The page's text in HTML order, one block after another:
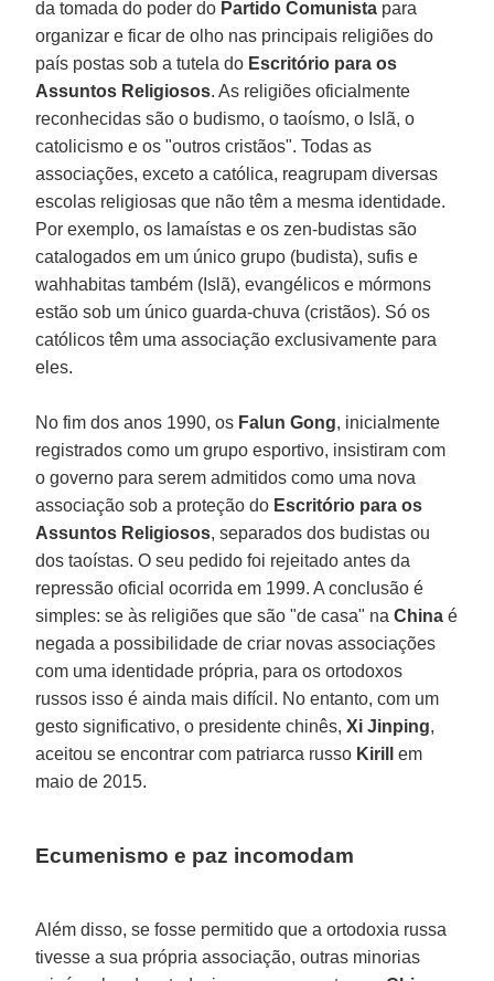
da tomada do poder do Partido Comunista para
organizar e ficar de olho nas principais religiões do
país postas sob a tutela do Escritório para os
Assuntos Religiosos. As religiões oficialmente
reconhecidas são o budismo, o taoísmo, o Islã, o
catolicismo e os "outros cristãos". Todas as
associações, exceto a católica, reagrupam diversas
escolas religiosas que não têm a mesma identidade.
Por exemplo, os lamaístas e os zen-budistas são
catalogados em um único grupo (budista), sufis e
wahhabitas também (Islã), evangélicos e mórmons
estão sob um único guarda-chuva (cristãos). Só os
católicos têm uma associação exclusivamente para
eles.
No fim dos anos 1990, os Falun Gong, inicialmente
registrados como um grupo esportivo, insistiram com
o governo para serem admitidos como uma nova
associação sob a proteção do Escritório para os
Assuntos Religiosos, separados dos budistas ou
dos taoístas. O seu pedido foi rejeitado antes da
repressão oficial ocorrida em 1999. A conclusão é
simples: se às religiões que são "de casa" naChina é
negada a possibilidade de criar novas associações
com uma identidade própria, para os ortodoxos
russos isso é ainda mais difícil. No entanto, com um
gesto significativo, o presidente chinês,Xi Jinping,
aceitou se encontrar com patriarca russo Kirill
em
maio de 2015.
Ecumenismo e paz incomodam
Além disso, se fosse permitido que a ortodoxia russa
tivesse a sua própria associação, outras minorias